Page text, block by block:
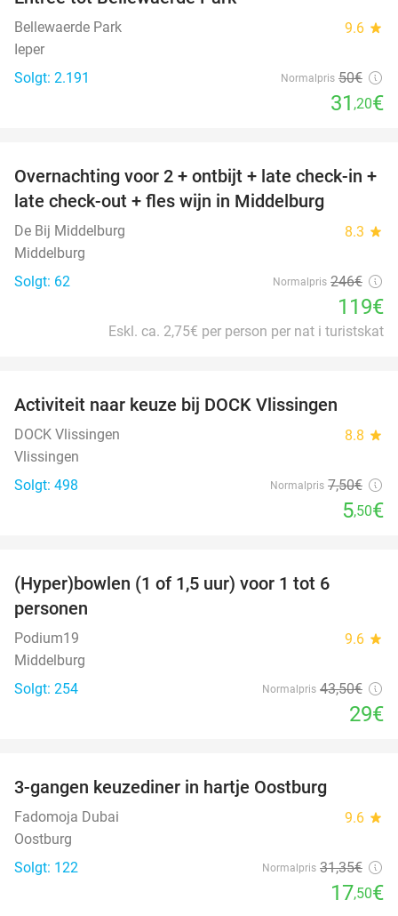
Bellewaerde Park 9.6 star
Ieper
Solgt: 2.191
Normalpris 50€
31 ,20€
52%
Overnachting voor 2 + ontbijt + late check-in +
late check-out + fles wijn in Middelburg
De Bij Middelburg 8.3 star
Middelburg
Solgt: 62
Normalpris 246€
119€
Eskl. ca. 2,75€ per person per nat i turistskat
Activiteit naar keuze bij DOCK Vlissingen
DOCK Vlissingen 8.8 star
Vlissingen
Solgt: 498
Normalpris 7,50€
5,50€
(Hyper)bowlen (1 of 1,5 uur) voor 1 tot 6
personen
Podium19 9.6 star
Middelburg
Solgt: 254
Normalpris 43,50€
29€
3-gangen keuzediner in hartje Oostburg
Fadomoja Dubai 9.6 star
Oostburg
Solgt: 122
Normalpris 31,35€
17,50€